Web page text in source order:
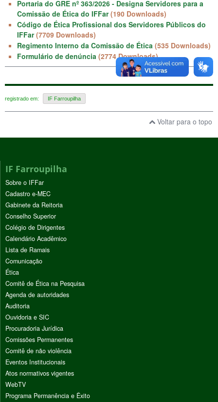
Portaria do GRE nº 363/2026 - Designa Servidores para a
Comissão de Ética do IFFar (190 Downloads)
Código de Ética Profissional dos Servidores Públicos do
IFFar (7709 Downloads)
Regimento Interno da Comissão de Ética (535 Downloads)
Formulário de denúncia (2774 Downloads)
registrado em: IF Farroupilha
Voltar para o topo
IF Farroupilha
Sobre o IFFar
Cadastro e-MEC
Gabinete da Reitoria
Conselho Superior
Colégio de Dirigentes
Calendário Acadêmico
Lista de Ramais
Comunicação
Ética
Comitê de Ética na Pesquisa
Agenda de autoridades
Auditoria
Ouvidoria e SIC
Procuradoria Jurídica
Comissões Permanentes
Comitê de não violência
Eventos Institucionais
Atos normativos vigentes
WebTV
Programa Permanência e Êxito